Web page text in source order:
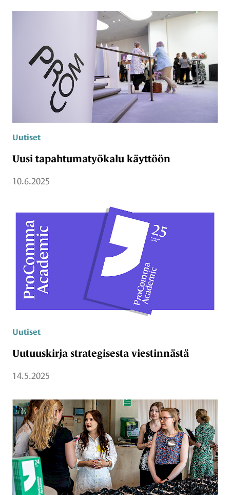
Uutiset
Uusi tapahtumatyökalu käyttöön
10.6.2025
Uutiset
Uutuuskirja strategisesta viestinnästä
14.5.2025